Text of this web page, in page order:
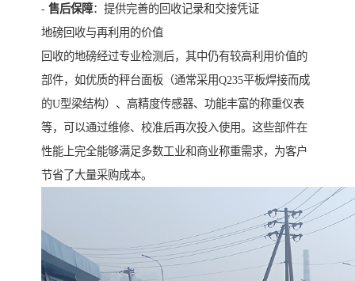
- 售后保障：提供完善的回收记录和交接凭证
地磅回收与再利用的价值
回收的地磅经过专业检测后，其中仍有较高利用价值的
部件，如优质的秤台面板（通常采用Q235平板焊接而成
的U型梁结构）、高精度传感器、功能丰富的称重仪表
等，可以通过维修、校准后再次投入使用。这些部件在
性能上完全能够满足多数工业和商业称重需求，为客户
节省了大量采购成本。